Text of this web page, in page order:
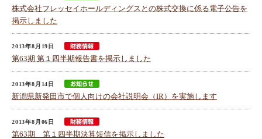
株式会社フレッセイホールディングスとの株式交換に係る電子公告を
掲示しました
2013年8月19日
第63期 第１四半期報告書を掲示しました
2013年8月14日
新潟県新発田市で個人向けの会社説明会（IR）を実施します
2013年8月06日
第63期 第１四半期決算短信を掲示しました